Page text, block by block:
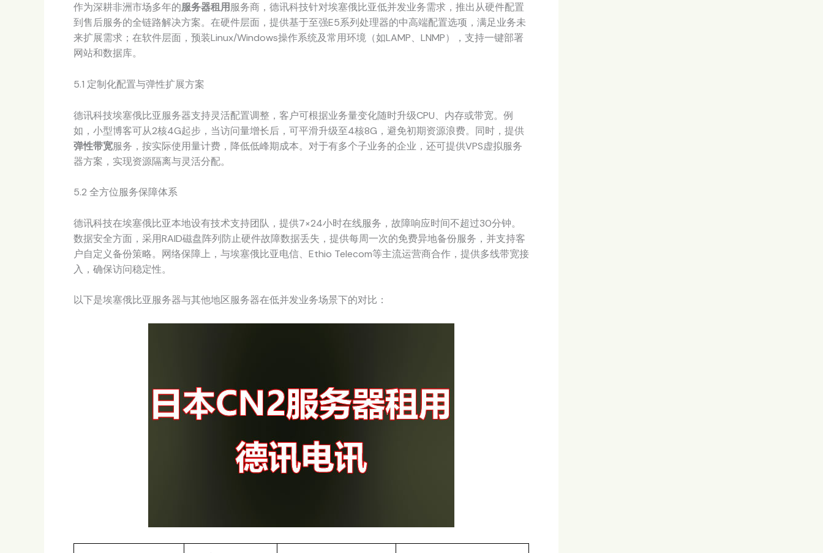
作为深耕非洲市场多年的服务器租用服务商，德讯科技针对埃塞俄比亚低并发业务需求，推出从硬件配置
到售后服务的全链路解决方案。在硬件层面，提供基于至强E5系列处理器的中高端配置选项，满足业务未
来扩展需求；在软件层面，预装Linux/Windows操作系统及常用环境（如LAMP、LNMP），支持一键部署
网站和数据库。
5.1 定制化配置与弹性扩展方案
德讯科技埃塞俄比亚服务器支持灵活配置调整，客户可根据业务量变化随时升级CPU、内存或带宽。例
如，小型博客可从2核4G起步，当访问量增长后，可平滑升级至4核8G，避免初期资源浪费。同时，提供
弹性带宽服务，按实际使用量计费，降低低峰期成本。对于有多个子业务的企业，还可提供VPS虚拟服务
器方案，实现资源隔离与灵活分配。
5.2 全方位服务保障体系
德讯科技在埃塞俄比亚本地设有技术支持团队，提供7×24小时在线服务，故障响应时间不超过30分钟。
数据安全方面，采用RAID磁盘阵列防止硬件故障数据丢失，提供每周一次的免费异地备份服务，并支持客
户自定义备份策略。网络保障上，与埃塞俄比亚电信、Ethio Telecom等主流运营商合作，提供多线带宽接
入，确保访问稳定性。
以下是埃塞俄比亚服务器与其他地区服务器在低并发业务场景下的对比：